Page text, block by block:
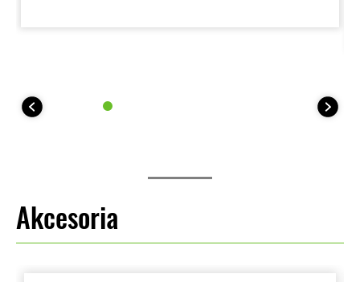
Akcesoria